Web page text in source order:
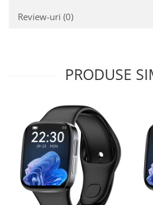
Review-uri (0)
PRODUSE